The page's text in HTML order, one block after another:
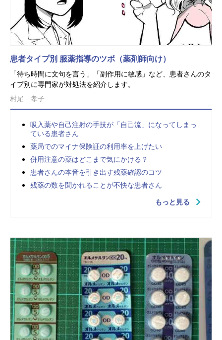
患者タイプ別 服薬指導のツボ（薬剤師向け）
「待ち時間に文句を言う」「副作用に敏感」など、患者さんのタ
イプ別に専門家が対処法を紹介します。
村尾 孝子
吸入薬や自己注射の手技が「自己流」になってしまっ
ている患者さん
薬局でのマイナ保険証の利用率を上げたい
併用注意の薬はどこまで気にかける？
患者さんの本音を引き出す残薬確認のコツ
残薬の数を聞かれることが不快な患者さん
もっと見る